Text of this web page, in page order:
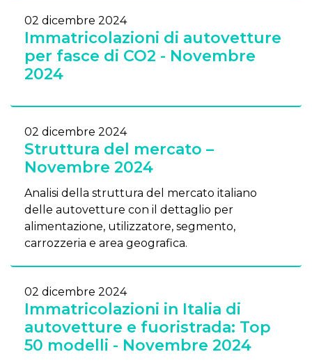
02 dicembre 2024
Immatricolazioni di autovetture
per fasce di CO2 - Novembre
2024
02 dicembre 2024
Struttura del mercato –
Novembre 2024
Analisi della struttura del mercato italiano
delle autovetture con il dettaglio per
alimentazione, utilizzatore, segmento,
carrozzeria e area geografica.
02 dicembre 2024
Immatricolazioni in Italia di
autovetture e fuoristrada: Top
50 modelli - Novembre 2024